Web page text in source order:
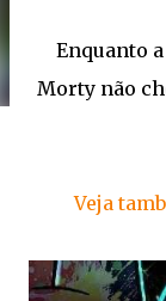
Enquanto
Morty não
Veja